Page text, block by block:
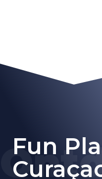
ntd
Fun